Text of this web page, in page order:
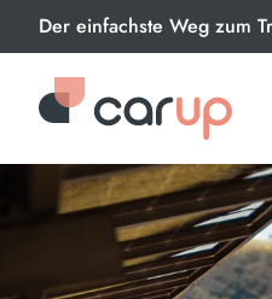
Der einfachste Weg zum